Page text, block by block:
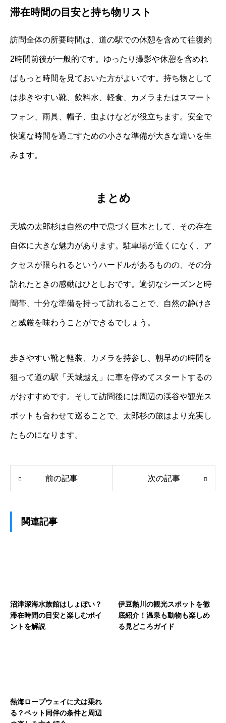
滞在時間の目安と持ち物リスト
訪問全体の所要時間は、道の駅での休憩を含めて往復約
2時間前後が一般的です。ゆったり撮影や休憩を含めれ
ばもっと時間を見ておいた方がよいです。持ち物として
は歩きやすい靴、飲料水、軽食、カメラまたはスマート
フォン、雨具、帽子、虫よけなどが役立ちます。安全で
快適な時間を過ごすための小さな準備が大きな違いを生
みます。
まとめ
天城の太郎杉は自然の中で息づく巨木として、その存在
自体に大きな魅力があります。駐車場が近くになく、ア
クセスが限られるというハードルがあるものの、その分
訪れたときの感動はひとしおです。適切なシーズンと時
間帯、十分な準備を持って訪れることで、自然の静けさ
と威厳を味わうことができるでしょう。
歩きやすい靴と軽装、カメラを持参し、朝早めの時間を
狙って道の駅「天城越え」に車を停めてスタートするの
がおすすめです。そして訪問後には周辺の渓谷や観光ス
ポットも合わせて巡ることで、太郎杉の旅はより充実し
たものになります。
前の記事 次の記事
関連記事
沼津深海水族館はしょぼい？
滞在時間の目安と楽しむポイ
ントを解説
伊豆熱川の観光スポットを徹
底紹介！温泉も動物も楽しめ
る見どころガイド
熱海ロープウェイに犬は乗れ
る？ペット同伴の条件と周辺